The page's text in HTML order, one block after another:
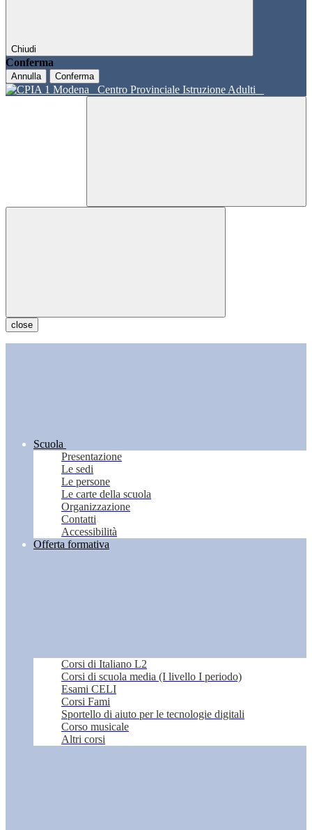
Chiudi
Conferma
Annulla Conferma
Centro Provinciale Istruzione Adulti
close
Scuola
Presentazione
Le sedi
Le persone
Le carte della scuola
Organizzazione
Contatti
Accessibilità
Offerta formativa
Corsi di Italiano L2
Corsi di scuola media (I livello I periodo)
Esami CELI
Corsi Fami
Sportello di aiuto per le tecnologie digitali
Corso musicale
Altri corsi